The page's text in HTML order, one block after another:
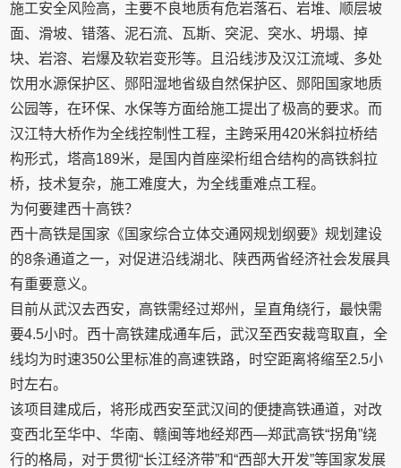
施工安全风险高，主要不良地质有危岩落石、岩堆、顺层坡
面、滑坡、错落、泥石流、瓦斯、突泥、突水、坍塌、掉
块、岩溶、岩爆及软岩变形等。且沿线涉及汉江流域、多处
饮用水源保护区、郧阳湿地省级自然保护区、郧阳国家地质
公园等，在环保、水保等方面给施工提出了极高的要求。而
汉江特大桥作为全线控制性工程，主跨采用420米斜拉桥结
构形式，塔高189米，是国内首座梁桁组合结构的高铁斜拉
桥，技术复杂，施工难度大，为全线重难点工程。
为何要建西十高铁？
西十高铁是国家《国家综合立体交通网规划纲要》规划建设
的8条通道之一，对促进沿线湖北、陕西两省经济社会发展具
有重要意义。
目前从武汉去西安，高铁需经过郑州，呈直角绕行，最快需
要4.5小时。西十高铁建成通车后，武汉至西安裁弯取直，全
线均为时速350公里标准的高速铁路，时空距离将缩至2.5小
时左右。
该项目建成后，将形成西安至武汉间的便捷高铁通道，对改
变西北至华中、华南、赣闽等地经郑西—郑武高铁“拐角”绕
行的格局，对于贯彻“长江经济带”和“西部大开发”等国家发展